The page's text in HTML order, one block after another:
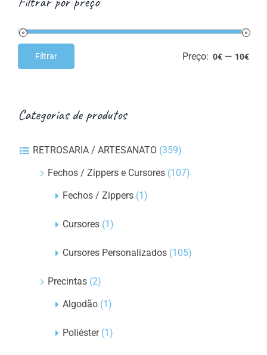
Filtrar Preço: 0€ — 10€
Categorias de produtos
RETROSARIA / ARTESANATO (359)
Fechos / Zippers e Cursores (107)
Fechos / Zippers (1)
Cursores (1)
Cursores Personalizados (105)
Precintas (2)
Algodão (1)
Poliéster (1)